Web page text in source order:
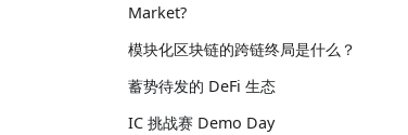
Market?
模块化区块链的跨链终局是什么？
蓄势待发的 DeFi 生态
IC 挑战赛 Demo Day